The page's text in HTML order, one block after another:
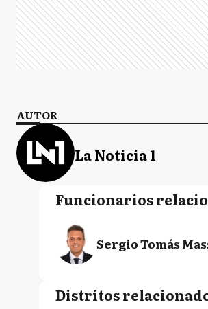
AUTOR
La Noticia 1
Funcionarios
Sergio Tomás
Distritos